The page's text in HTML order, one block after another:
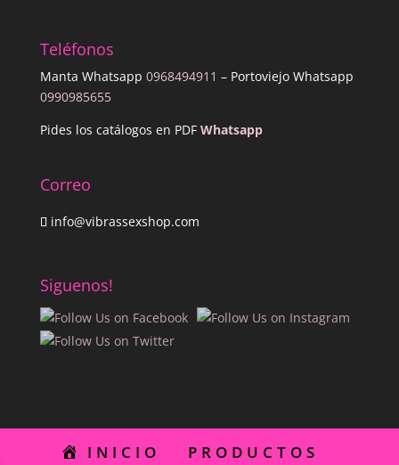
Teléfonos
Manta Whatsapp 0968494911 – Portoviejo Whatsapp
0990985655
Pides los catálogos en PDF Whatsapp
Correo
info@vibrassexshop.com
Siguenos!
INICIO
PRODUCTOS